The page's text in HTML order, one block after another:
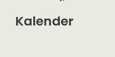
Kalender